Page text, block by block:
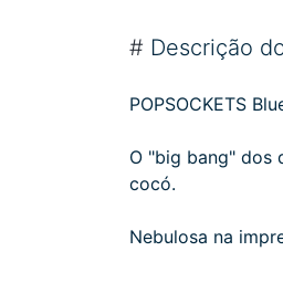
# Descrição
POPSOCKETS
O "big bang" dos
cocó.
Nebulosa na